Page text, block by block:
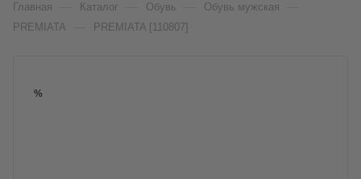
Главная Каталог Обувь Обувь мужская
PREMIATA PREMIATA [110807]
%